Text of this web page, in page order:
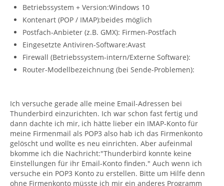
Betriebssystem + Version:Windows 10
Kontenart (POP / IMAP):beides möglich
Postfach-Anbieter (z.B. GMX): Firmen-Postfach
Eingesetzte Antiviren-Software:Avast
Firewall (Betriebssystem-intern/Externe Software):
Router-Modellbezeichnung (bei Sende-Problemen):
Ich versuche gerade alle meine Email-Adressen bei
Thunderbird einzurichten. Ich war schon fast fertig und
dann dachte ich mir, ich hätte lieber ein IMAP-Konto für
meine Firmenmail als POP3 also hab ich das Firmenkonto
gelöscht und wollte es neu einrichten. Aber aufeinmal
bkomme ich die Nachricht:"Thunderbird konnte keine
Einstellungen für ihr Email-Konto finden." Auch wenn ich
versuche ein POP3 Konto zu erstellen. Bitte um Hilfe denn
ohne Firmenkonto müsste ich mir ein anderes Programm